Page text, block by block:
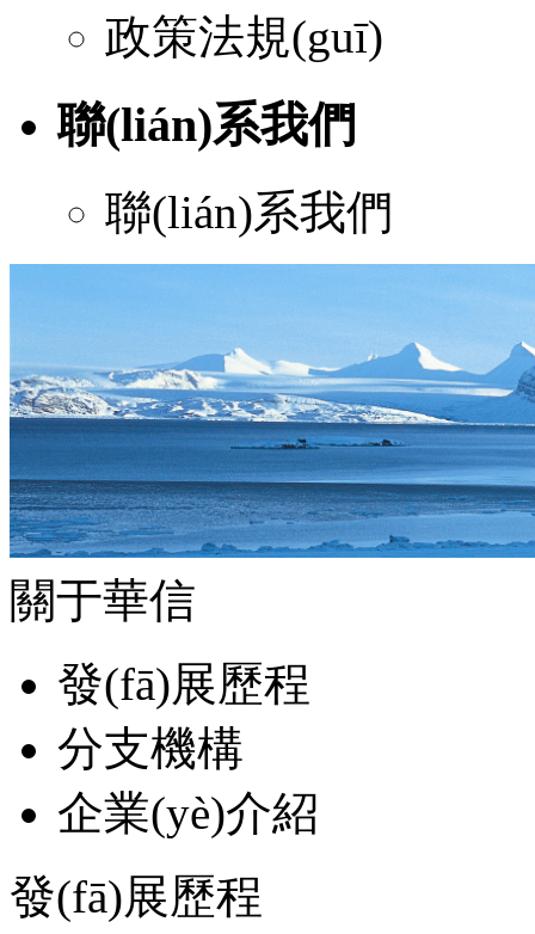
政策法規(guī)
聯(lián)系我們
聯(lián)系我們
關于華信
發(fā)展歷程
分支機構
企業(yè)介紹
發(fā)展歷程